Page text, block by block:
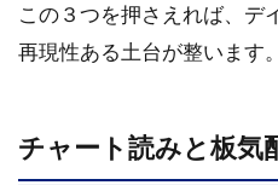
この３つを押さえれば、デ
再現性ある土台が整います。
チャート読みと板気